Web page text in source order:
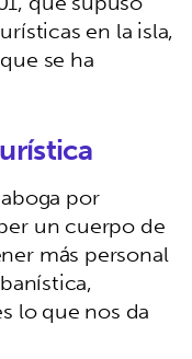
en la isla,
se ha
por
un cuerpo de
más personal
lo que nos da